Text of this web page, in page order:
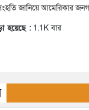
জানিয়ে আমেরিকার
হয়েছে : 1.1K বার